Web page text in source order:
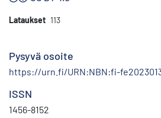
Lataukset 113
Pysyvä osoite
https://urn.fi/URN:NBN:fi-
ISSN
1456-8152